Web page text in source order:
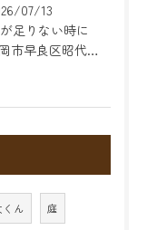
07/13
足りない時に
早良区昭代のリフォーム
ん 庭